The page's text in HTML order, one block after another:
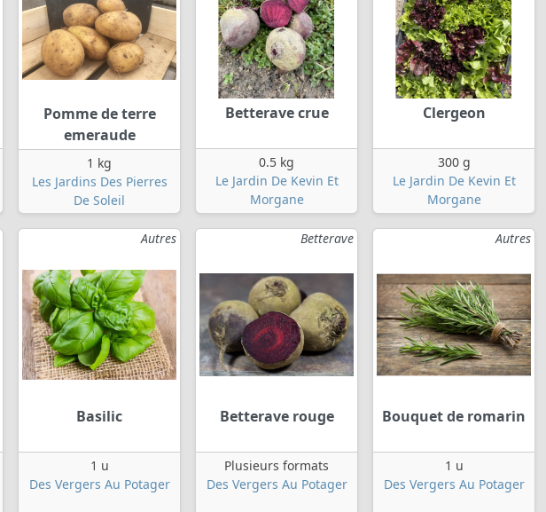
Pomme de terre
emeraude
1 kg
Les Jardins Des Pierres
De Soleil
Betterave crue
0.5 kg
Le Jardin De Kevin Et
Morgane
Clergeon
300 g
Le Jardin De Kevin Et
Morgane
Autres
Basilic
1 u
Des Vergers Au Potager
Betterave
Betterave rouge
Plusieurs formats
Des Vergers Au Potager
Autres
Bouquet de romarin
1 u
Des Vergers Au Potager